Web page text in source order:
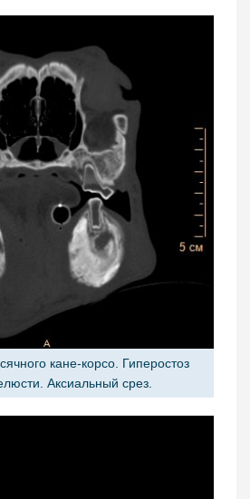
кане-корсо. Гиперостоз
Аксиальный срез.